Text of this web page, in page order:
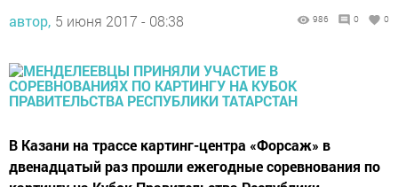
автор, 5 июня 2017 - 08:38 986 0 0
В Казани на трассе картинг-центра «Форсаж» в
двенадцатый раз прошли ежегодные соревнования по